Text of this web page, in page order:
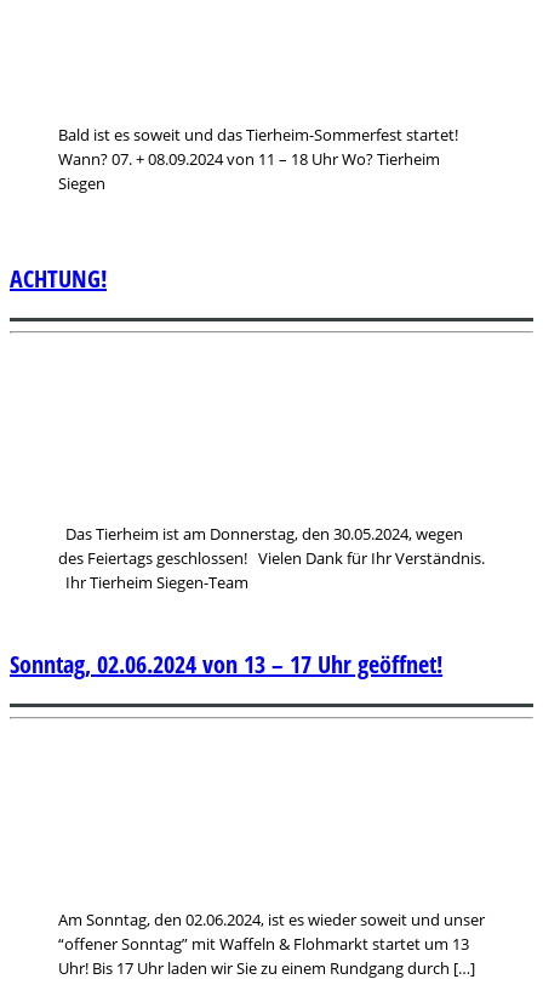
Bald ist es soweit und das Tierheim-Sommerfest startet!
Wann? 07. + 08.09.2024 von 11 – 18 Uhr Wo? Tierheim
Siegen
Das Tierheim ist am Donnerstag, den 30.05.2024, wegen
des Feiertags geschlossen! Vielen Dank für Ihr Verständnis.
Ihr Tierheim Siegen-Team
ACHTUNG!
Am Sonntag, den 02.06.2024, ist es wieder soweit und unser
“offener Sonntag” mit Waffeln & Flohmarkt startet um 13
Uhr! Bis 17 Uhr laden wir Sie zu einem Rundgang durch […]
Sonntag, 02.06.2024 von 13 – 17 Uhr geöffnet!